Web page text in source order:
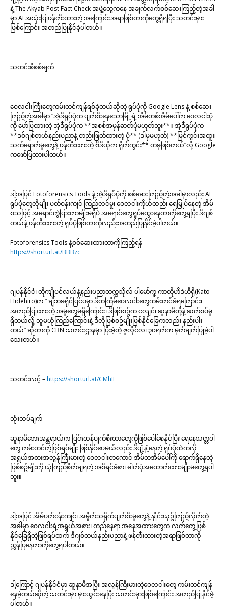
နဲ့ The Akyab Post Fact Check အဖွဲ့တွေကနေ အချက်လက်စစ်ဆေးကြည့်တဲ့အခါ
မှာ AI အသုံးပြုဖန်တီးထားတဲ့ အကြောင်းအရာဖြစ်တာကိုတွေ့ရှိရပြီး သတင်းမှား
ဖြစ်ကြောင်း အတည်ပြုနိုင်ခဲ့ပါတယ်။
သတင်းစိစစ်ချက်
ဝေလငါးကြီးတွေကမ်းတင်ကျန်ရစ်ခဲ့တယ်ဆိုတဲ့ ရုပ်ပုံကို Google Lens နဲ့ စစ်ဆေး
ကြည့်တဲ့အခါမှာ “အဲ့ဒီရုပ်ပုံက ပျက်စီးနေသောမြို့ရဲ့ အိမ်တစ်အိမ်ပေါ်က ဝေလငါးပုံ
ကို ဖော်ပြထားတဲ့ အဲ့ဒီရုပ်ပုံက **အစစ်အမှန်ဓာတ်ပုံမဟုတ်ဘူး**။ အဲ့ဒီရုပ်ပုံက
**ဒစ်ဂျစ်တယ်နည်းပညာနဲ့ တည်းဖြတ်ထားတဲ့ ပုံ** (ဒါမှမဟုတ်) **မြင်ကွင်းအထူး
သက်ရောက်မှုတွေနဲ့ ဖန်တီးထားတဲ့ ဗီဒီယိုက ရိုက်ကွင်း** တခုဖြစ်တယ်”လို့ Google
ကဖော်ပြထားပါတယ်။
ဒါ့အပြင် Fotoforensics Tools နဲ့ အဲ့ဒီရုပ်ပုံကို စစ်ဆေးကြည့်တဲ့အခါမှာလည်း AI
ရုပ်ပုံတွေလိုမျိုး ပတ်ဝန်းကျင် ကြည်လင်မှု၊ ဝေလငါးကိုယ်ထည်၊ ရေမြှုပ်နေတဲ့ အိမ်
စသဖြင့် အရောင်ကွဲပြားတာမျိုးမရှိပဲ အရောင်တွေရှုပ်ထွေးနေတာကိုတွေ့ရပြီး ဒီဂျစ်
တယ်နဲ့ ဖန်တီးထားတဲ့ ရုပ်ပုံဖြစ်တာကိုလည်းအတည်ပြုနိုင်ခဲ့ပါတယ်။
Fotoforensics Tools နဲ့စစ်ဆေးထားတာကိုကြည့်ရန်-
https://shorturl.at/BBBzc
ဂျပန်နိုင်ငံ၊ တိုကျိုပင်လယ်နဲ့နည်းပညာတက္ကသိုလ် ပါမော်က္ခ ကာတိုဟိဒဲဟီရို(Kato
Hidehiro)က “ ချိဘခရိုင်ပြင်ပမှာ ဒီတကြိမ်ဝေလငါးတွေကမ်းတင်ခံရကြောင်း၊
အတည်ပြုထားတဲ့ အမှုတွေမရှိကြောင်း၊ ဒီဖြစ်စဥ်က ငလျင်၊ ဆူနာမီတို့နဲ့ ဆက်စပ်မှု
ရှိတယ်လို့ သူမယုံကြည်ကြောင်းနဲ့ ဒီလိုဖြစ်စဥ်မျိုးဖြစ်နိုင်ခြေကလည်း နည်းပါး
တယ်” ဆိုတာကို CBN သတင်းဌာနမှာ ပြီးခဲ့တဲ့ ဇူလိုင်လ၊ ၃၀ရက်က မှတ်ချက်ပြုခဲ့ပါ
သေးတယ်။
သတင်းလင့် –https://shorturl.at/CMhIL
သုံးသပ်ချက်
ဆူနာမီဘေးအန္တရာယ်က ပြင်းထန်ပျက်စီးတာတွေကိုဖြစ်ပေါ်စေနိုင်ပြီး ရေနေသတ္တဝါ
တွေ ကမ်းတင်တဲ့ဖြစ်ရပ်မျိုး ဖြစ်နိုင်ပေမယ်လည်း ဒီပျံ့နှံ့နေတဲ့ ရုပ်ပုံထဲကလို
အရွယ်အစားအလွန်ကြီးမားတဲ့ ဝေလငါးတကောင် အိမ်တအိမ်ပေါ်ကို ရောက်ရှိနေတဲ့
ဖြစ်စဥ်မျိုးကို ယုံကြည်စိတ်ချရတဲ့ အစီရင်ခံစာ၊ ဓါတ်ပုံအထောက်ထားမျိုးမတွေ့ရပါ
ဘူး။
ဒါ့အပြင် အိမ်ပတ်ဝန်းကျင်၊ အမှိုက်သရိုက်ပျက်စီးမှုတွေနဲ့ နှိုင်းယှဥ်ကြည့်လိုက်တဲ့
အခါမှာ ဝေလငါးရဲ့အရွယ်အစား၊ တည်နေရာ အနေအထားတွေက လက်တွေ့ဖြစ်
နိုင်ခြေရှိတဲ့ဖြစ်ရပ်ထက် ဒီဂျစ်တယ်နည်းပညာနဲ့ ဖန်တီးထားတဲ့အရာဖြစ်တာကို
ညွှန်ပြနေတာကိုတွေ့ရပါတယ်။
ဒါ့ကြောင့် ဂျပန်နိုင်ငံမှာ ဆူနာမီအပြီး အလွန်ကြီးမားတဲ့ဝေလငါးတွေ ကမ်းတင်ကျန်
နေခဲ့တယ်ဆိုတဲ့ သတင်းမှာ မှားယွင်းနေပြီး သတင်းမှားဖြစ်ကြောင်း အတည်ပြုနိုင်ခဲ့
ပါတယ်။